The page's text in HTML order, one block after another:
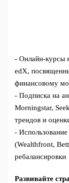
- Онлайн-курсы
edX,
финансовому
- Подписка на
Morningstar,
трендов и
-
(Wealthfront,
ребалансировки
Развивайте